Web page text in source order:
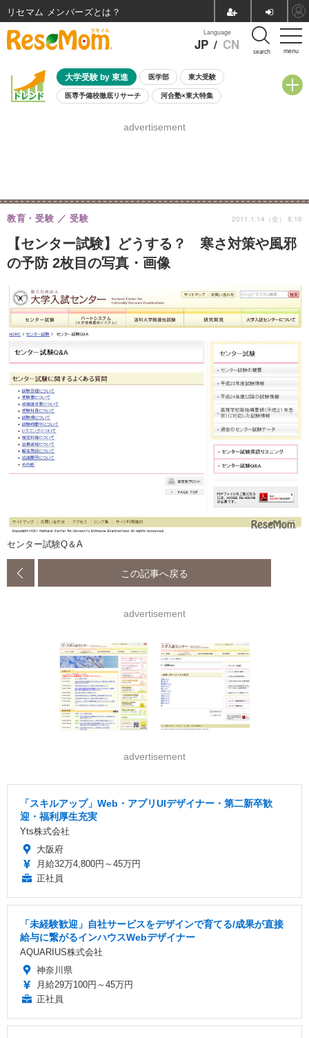
menu
Language
JP / CN search
大学受験 by 東進 医学部 東大受験
医専予備校徹底リサーチ 河合塾×東大特集
8月開催学校説明会・相談会
advertisement
【センター試験】どうする？ 寒さ対策や風邪
の予防 2枚目の写真・画像
教育・受験 受験 2011.1.14（金） 8:16
センター試験Q＆A
この記事へ戻る
advertisement
advertisement
「スキルアップ」Web・アプリUIデザイナー・第二新卒歓
迎・福利厚生充実
Yts株式会社
大阪府
月給32万4,800円～45万円
正社員
「未経験歓迎」自社サービスをデザインで育てる/成果が直接
給与に繋がるインハウスWebデザイナー
AQUARIUS株式会社
神奈川県
月給29万100円～45万円
正社員
リセマム メンバーズ